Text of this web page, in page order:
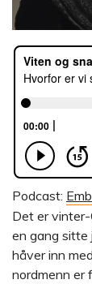
Podcast:
Det er
en gang sitte
håver inn
nordmenn er